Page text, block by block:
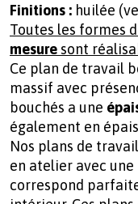
Finitions : huilée
Toutes les formes
mesuresont
Ce plan de travail
massif avec
bouchés a une
également en
Nos plans de
en atelier avec
correspond